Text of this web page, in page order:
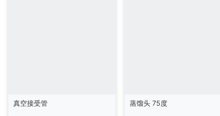
真空接受管 蒸馏头 75度